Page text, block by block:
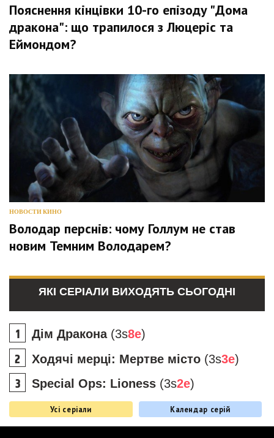
Пояснення кінцівки 10-го епізоду "Дома
дракона": що трапилося з Люцеріс та
Еймондом?
НОВОСТИ КИНО
Володар перснів: чому Голлум не став
новим Темним Володарем?
ЯКІ СЕРІАЛИ ВИХОДЯТЬ СЬОГОДНІ
Дім Дракона(3s8e)
Ходячі мерці: Мертве місто (3s3e)
Special Ops: Lioness (3s2e)
Усі серіали Календар серій